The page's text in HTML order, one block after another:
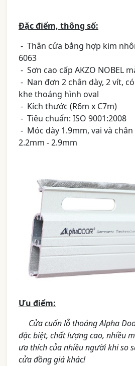
Đặc điểm, thông số:
- Thân cửa bằng hợp kim
6063
- Sơn cao cấp AKZO NOBEL
- Nan đơn 2 chân dày, 2 vít,
khe thoáng hình oval
- Kích thước (R6m x C7m)
- Tiêu chuẩn: ISO 9001:2008
- Móc dày 1.9mm, vai và
2.2mm - 2.9mm
Ưu điểm:
Cửa cuốn lỗ thoáng Alpha
đặc biệt, chất lượng cao, nhiều
ưa thích của nhiều người khi so
cửa đồng giá khác!